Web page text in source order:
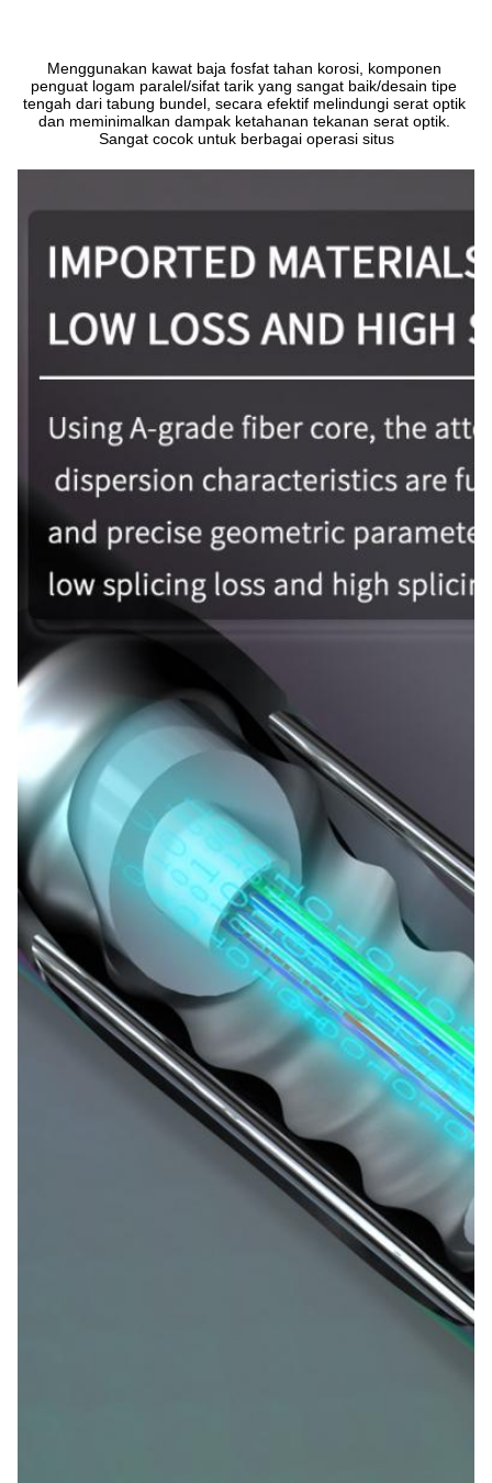
Menggunakan kawat baja fosfat tahan korosi, komponen
penguat logam paralel/sifat tarik yang sangat baik/desain tipe
tengah dari tabung bundel, secara efektif melindungi serat optik
dan meminimalkan dampak ketahanan tekanan serat optik.
Sangat cocok untuk berbagai operasi situs